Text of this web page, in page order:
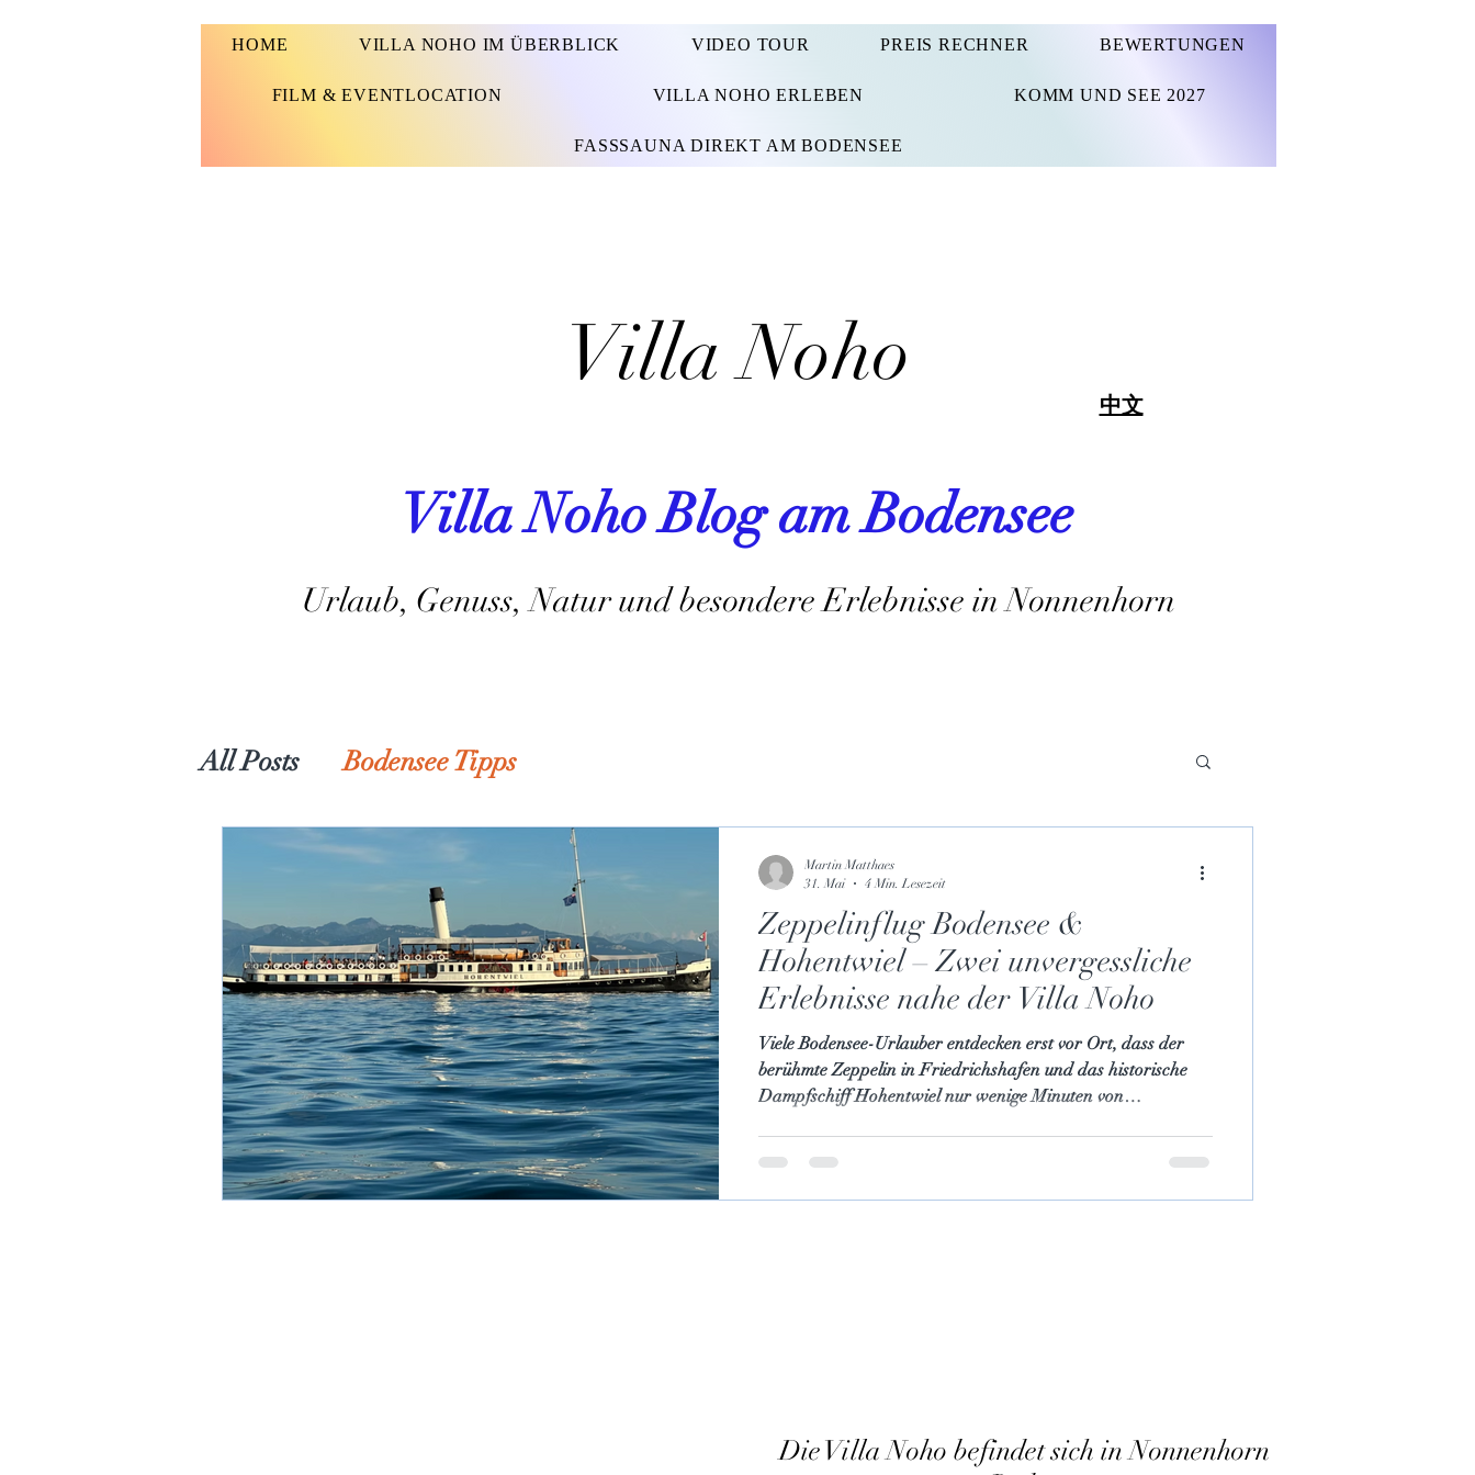
HOME VILLA NOHO IM ÜBERBLICK VIDEO TOUR PREIS RECHNER BEWERTUNGEN
FILM & EVENTLOCATION VILLA NOHO ERLEBEN KOMM UND SEE 2027
FASSSAUNA DIREKT AM BODENSEE
Villa Noho
中文
Villa Noho Blog am Bodensee
Urlaub, Genuss, Natur und besondere Erlebnisse in Nonnenhorn
All Posts Bodensee Tipps
Zeppelinflug Bodensee &
Hohentwiel – Zwei unvergessliche
Erlebnisse nahe der Villa Noho
Viele Bodensee-Urlauber entdecken erst vor Ort, dass der
berühmte Zeppelin in Friedrichshafen und das historische
Dampfschiff Hohentwiel nur wenige Minuten von
Martin Matthaes
31. Mai
4 Min. Lesezeit
Die Villa Noho befindet sich in Nonnenhorn